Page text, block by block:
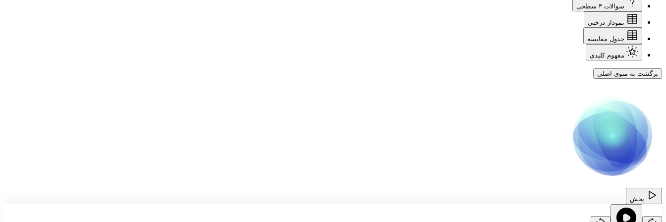
سوالات ۳ سطحی
نمودار درختی
جدول مقایسه
مفهوم کلیدی
برگشت به منوی اصلی
پخش